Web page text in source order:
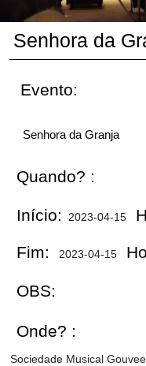
Senhora da
Evento:
Senhora da Granja
Quando? :
Início: 2023-04-15
Fim: 2023-04-15
OBS:
Onde? :
Sociedade Musical